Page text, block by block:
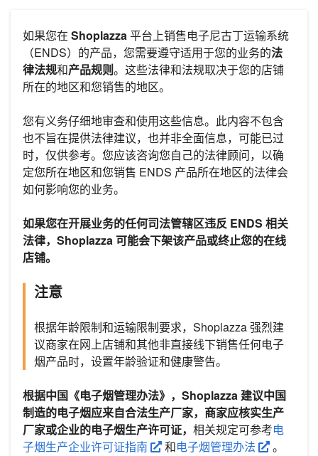
如果您在 Shoplazza平台上销售电子尼古丁运输系统
（ENDS）的产品，您需要遵守适用于您的业务的法
律法规和产品规则。这些法律和法规取决于您的店铺
所在的地区和您销售的地区。
您有义务仔细地审查和使用这些信息。此内容不包含
也不旨在提供法律建议，也并非全面信息，可能已过
时，仅供参考。您应该咨询您自己的法律顾问，以确
定您所在地区和您销售 ENDS 产品所在地区的法律会
如何影响您的业务。
如果您在开展业务的任何司法管辖区违反 ENDS 相关
法律，Shoplazza 可能会下架该产品或终止您的在线
店铺。
注意
根据年龄限制和运输限制要求，Shoplazza 强烈建
议商家在网上店铺和其他非直接线下销售任何电子
烟产品时，设置年龄验证和健康警告。
根据中国《电子烟管理办法》，Shoplazza 建议中国
制造的电子烟应来自合法生产厂家，商家应核实生产
厂家或企业的电子烟生产许可证， 相关规定可参考电
子烟生产企业许可证指南
和电子烟管理办法 。